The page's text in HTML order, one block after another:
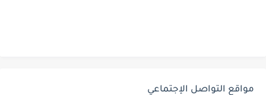
مواقع التواصل الإجتماعي